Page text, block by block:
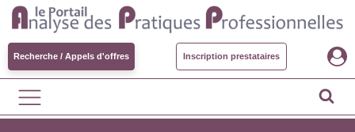
Recherche / Appels d'offres Inscription prestataires